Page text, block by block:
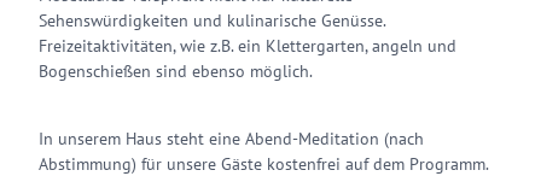
Sehenswürdigkeiten und kulinarische Genüsse.
Freizeitaktivitäten, wie z.B. ein Klettergarten, angeln und
Bogenschießen sind ebenso möglich.
In unserem Haus steht eine Abend-Meditation (nach
Abstimmung) für unsere Gäste kostenfrei auf dem Programm.